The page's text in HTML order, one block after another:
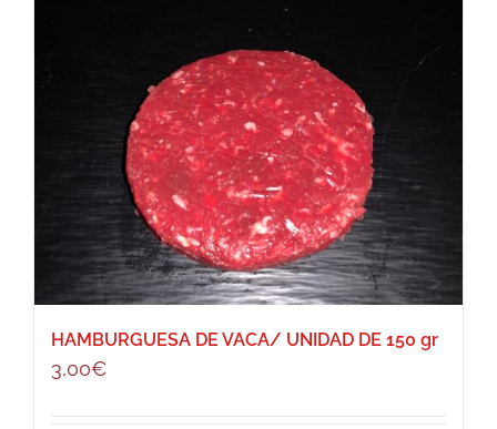
HAMBURGUESA DE VACA/ UNIDAD DE 150 gr
3,00€